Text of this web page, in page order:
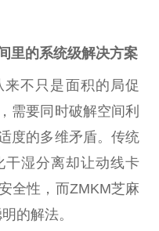
里的系统级解决方案
不只是面积的局促
要同时破解空间利
度的多维矛盾。传统
干湿分离却让动线卡
全性，而ZMKM芝麻
的解法。